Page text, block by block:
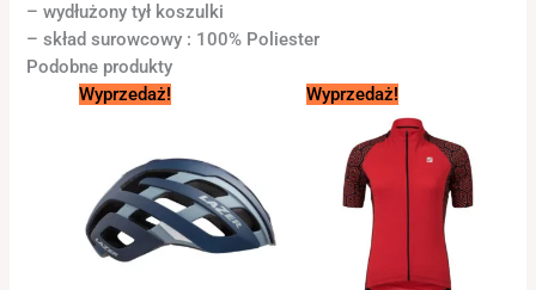
– wydłużony tył koszulki
– skład surowcowy : 100% Poliester
Podobne produkty
Wyprzedaż!Pierwotna
cena
030,00 zł.
Wyprzedaż!Pierwotna
cena
wynosiła:
150,00 zł.
wynosi:
75,00 zł.